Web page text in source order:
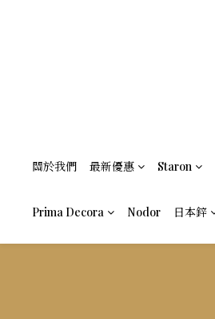
關於我們 最新優惠 Staron
Prima Decora Nodor 日本鋅